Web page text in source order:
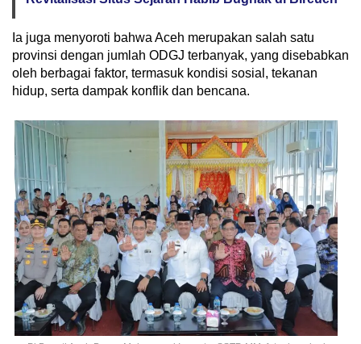
Ia juga menyoroti bahwa Aceh merupakan salah satu
provinsi dengan jumlah ODGJ terbanyak, yang disebabkan
oleh berbagai faktor, termasuk kondisi sosial, tekanan
hidup, serta dampak konflik dan bencana.